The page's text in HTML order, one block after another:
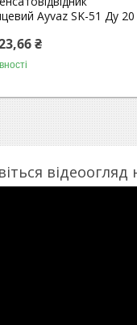
Ayvaz SK-51 Ду 20
₴